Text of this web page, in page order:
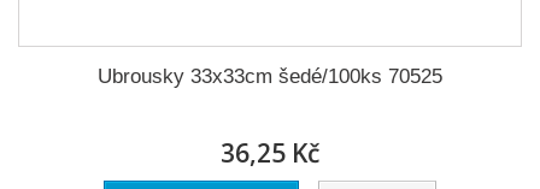
Ubrousky 33x33cm šedé/100ks 70525
36,25 Kč